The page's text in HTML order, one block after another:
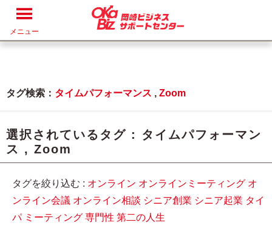
メニュー
タグ検索： タイムパフォーマンス , Zoom
選択されているタグ : タイムパフォーマン
ス , Zoom
タグを絞り込む : オンライン オンラインミーティング オ
ンライン会議 オンライン相談 シニア創業 シニア起業 タイ
パ ミーティング 専門性 第二の人生